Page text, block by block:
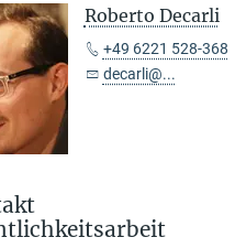
Roberto Decarli
+49 6221 528-368
decarli@...